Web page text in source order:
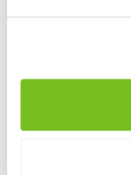
is er altijd een
Laat jouw afval
tweede leven.